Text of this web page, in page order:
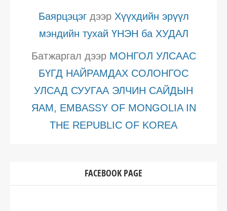
Баярцэцэгдээр Хүүхдийн эрүүл
мэндийн тухай ҮНЭН ба ХУДАЛ
Батжаргал дээр МОНГОЛ УЛСААС
БҮГД НАЙРАМДАХ СОЛОНГОС
УЛСАД СУУГАА ЭЛЧИН САЙДЫН
ЯАМ, EMBASSY OF MONGOLIA IN
THE REPUBLIC OF KOREA
FACEBOOK PAGE